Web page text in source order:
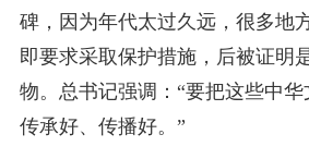
碑，因为年代太过久远，很多地
即要求采取保护措施，后被证明
物。总书记强调：“要把这些中华
传承好、传播好。”